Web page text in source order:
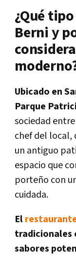
¿Qué
Berni y
Ubicado en
Parque
sociedad
chef del local,
un antiguo
espacio que
porteño con
cuidada.
El
tradicionales
sabores